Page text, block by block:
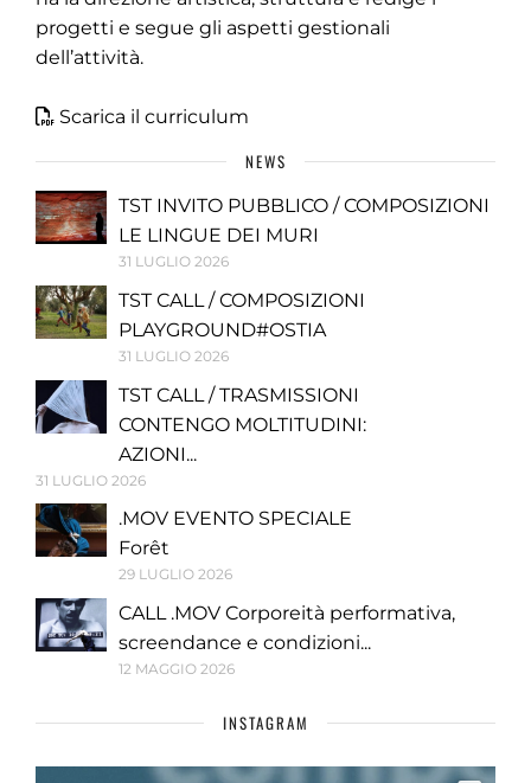
progetti e segue gli aspetti gestionali
dell’attività.
Scarica il curriculum
NEWS
TST INVITO PUBBLICO / COMPOSIZIONI
LE LINGUE DEI MURI
31 LUGLIO 2026
TST CALL / COMPOSIZIONI
PLAYGROUND#OSTIA
31 LUGLIO 2026
TST CALL / TRASMISSIONI
CONTENGO MOLTITUDINI:
AZIONI...
31 LUGLIO 2026
.MOV EVENTO SPECIALE
Forêt
29 LUGLIO 2026
CALL .MOV Corporeità performativa,
screendance e condizioni...
12 MAGGIO 2026
INSTAGRAM